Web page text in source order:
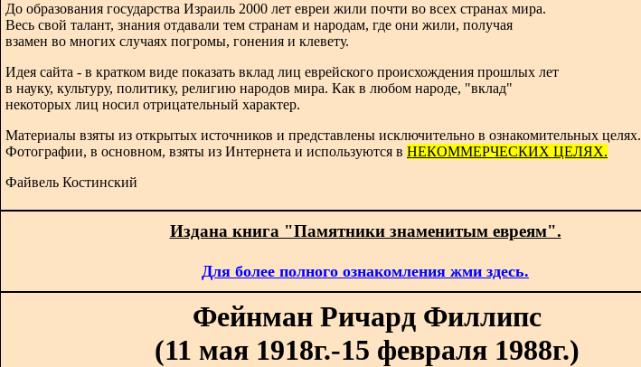
До образования государства Израиль 2000 лет евреи жили почти во всех странах мира.
Весь свой талант, знания отдавали тем странам и народам, где они жили, получая
взамен во многих случаях погромы, гонения и клевету.
Идея сайта - в кратком виде показать вклад лиц еврейского происхождения прошлых лет
в науку, культуру, политику, религию народов мира. Как в любом народе, "вклад"
некоторых лиц носил отрицательный характер.
Материалы взяты из открытых источников и представлены исключительно в ознакомительных целях.
Фотографии, в основном, взяты из Интернета и используются в НЕКОММЕРЧЕСКИХ ЦЕЛЯХ.
Файвель Костинский
Издана книга "Памятники знаменитым евреям".
Для более полного ознакомления жми здесь.
Фейнман Ричард Филлипс
(11 мая 1918г.-15 февраля 1988г.)